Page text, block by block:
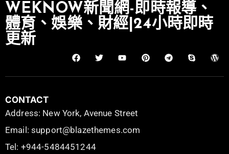
WEKNOW新聞網-即時報導、
體育、娛樂、財經|24小時即時
更新
CONTACT
Address: New York, Avenue Street
Email: support@blazethemes.com
Tel: +944-5484451244